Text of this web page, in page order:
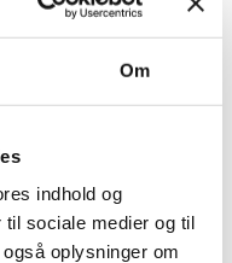
Om
indhold og
sociale medier og til
oplysninger om